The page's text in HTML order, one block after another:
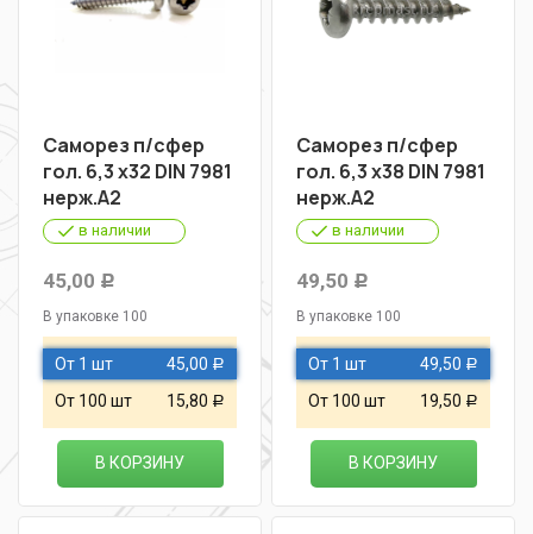
Саморез п/сфер
гол. 6,3 х32 DIN 7981
нерж.А2
в наличии
45,00 Р
В упаковке 100
От 1 шт 45,00 Р
От 100 шт 15,80 Р
В КОРЗИНУ
Саморез п/сфер
гол. 6,3 х38 DIN 7981
нерж.А2
в наличии
49,50 Р
В упаковке 100
От 1 шт 49,50 Р
От 100 шт 19,50 Р
В КОРЗИНУ